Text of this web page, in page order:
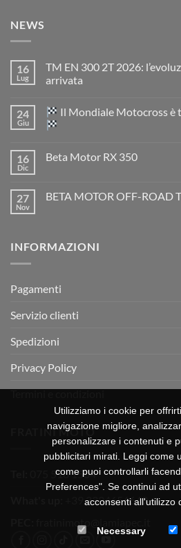
NEWS
16
Lug
TM EN 300 2T 2026:
arrivata
su
TM
EN
2026:
è
arrivata
24
Giu
Il Mondiale Motocross è
su
Motocross
è
16
Dic
Beta Motor RX 350
Beta
27
Nov
BETA MOTOR OFF-ROAD
MOTOR
INFORMAZIONI
Pagamenti
Servizio clienti
Spedizioni
Privacy Policy
Termini e condizioni
FRATINI MOTO
075 518 1504
+39 3334656649
Utilizziamo i cookie per
navigazione migliore,
personalizzare i contenuti e
pubblicitari mirati. Leggi come
come puoi controllarli
Preferences". Se continui ad
acconsenti all'utilizzo
Necessary